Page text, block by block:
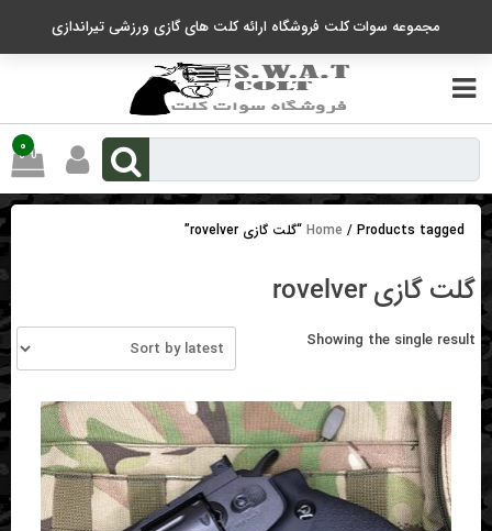
محتوا
مجموعه سوات کلت فروشگاه ارائه کلت های گازی ورزشی تیراندازی
0
Home / Products tagged “گلت گازی rovelver”
گلت گازی rovelver
Showing the single result